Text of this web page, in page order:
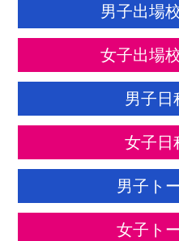
男子出場
女子出場
男子日
女子日
男子ト
女子ト